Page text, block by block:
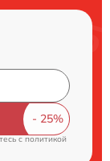
cполитикой